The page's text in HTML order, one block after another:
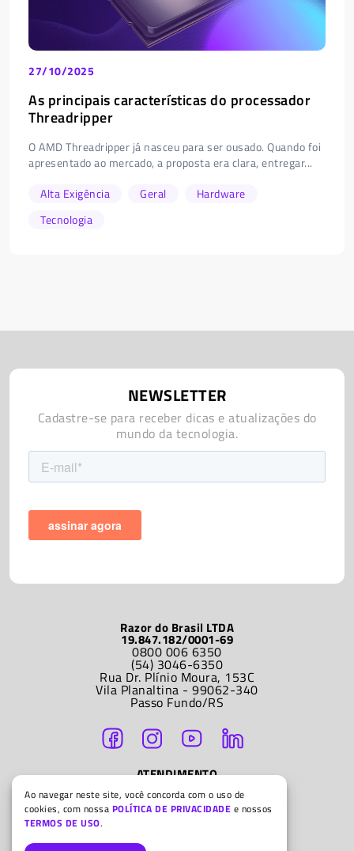
27/10/2025
As principais características do processador
Threadripper
O AMD Threadripper já nasceu para ser ousado. Quando foi
apresentado ao mercado, a proposta era clara, entregar...
Alta Exigência
Geral
Hardware
Tecnologia
Razor do Brasil LTDA
19.847.182/0001-69
0800 006 6350
(54) 3046-6350
Rua Dr. Plínio Moura, 153C
Vila Planaltina - 99062-340
Passo Fundo/RS
ATENDIMENTO
Segunda a sexta-feira
9h às 12h e 14h às 18h
NEWSLETTER
Cadastre-se para receber dicas e atualizações do
mundo da tecnologia.
Ao navegar neste site, você concorda com o uso de
cookies, com nossa POLÍTICA DE PRIVACIDADE e nossos
TERMOS DE USO.